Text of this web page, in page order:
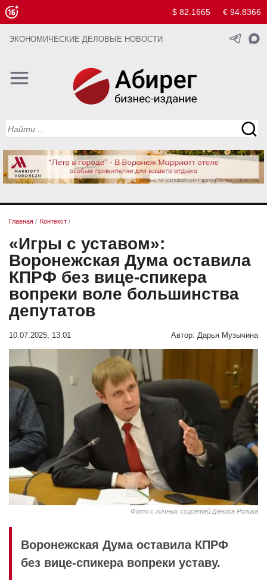
$ 82.1665 € 94.8366
ЭКОНОМИЧЕСКИЕ ДЕЛОВЫЕ НОВОСТИ
Главная / Контекст /
«Игры с уставом»:
Воронежская Дума оставила
КПРФ без вице-спикера
вопреки воле большинства
депутатов
10.07.2025, 13:01 Автор: Дарья Музычина
Фото с личных соцсетей Дениса Ролика
Воронежская Дума оставила КПРФ
без вице-спикера вопреки уставу.